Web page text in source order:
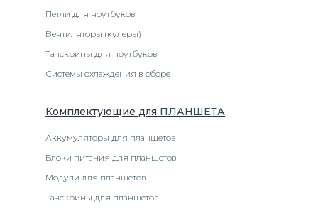
Петли для ноутбуков
Вентиляторы (кулеры)
Тачскрины для ноутбуков
Системы охлаждения в сборе
Комплектующие для ПЛАНШЕТА
Аккумуляторы для планшетов
Блоки питания для планшетов
Модули для планшетов
Тачскрины для планшетов